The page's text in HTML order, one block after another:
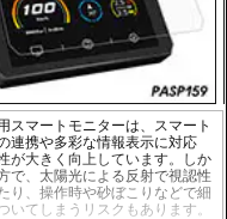
スマートモニターは、スマート
連携や多彩な情報表示に対応
が大きく向上しています。しか
で、太陽光による反射で視認性
り、操作時や砂ぼこりなどで細
いてしまうリスクもあります。